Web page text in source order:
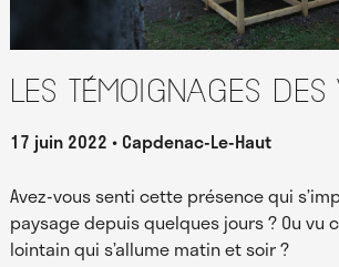
Les témoignages
17 juin 2022 Capdenac-Le-Haut
Avez-vous senti cette présence qui
paysage depuis quelques jours ? Ou vu
lointain qui s’allume matin et soir ?